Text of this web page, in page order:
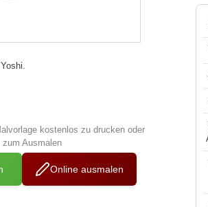
kostenlos zu drucken oder
Ausmalen
Online ausmalen